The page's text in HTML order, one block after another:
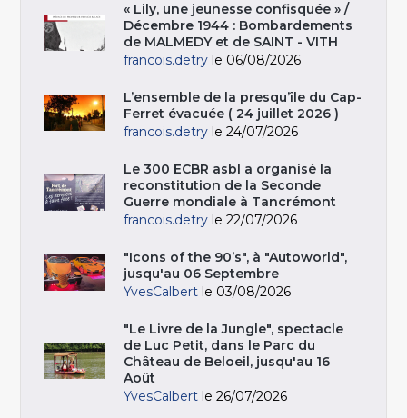
« Lily, une jeunesse confisquée » /
Décembre 1944 : Bombardements
de MALMEDY et de SAINT - VITH
francois.detry le 06/08/2026
L’ensemble de la presqu’île du Cap-
Ferret évacuée ( 24 juillet 2026 )
francois.detry le 24/07/2026
Le 300 ECBR asbl a organisé la
reconstitution de la Seconde
Guerre mondiale à Tancrémont
francois.detry le 22/07/2026
"Icons of the 90’s", à "Autoworld",
jusqu'au 06 Septembre
YvesCalbert le 03/08/2026
"Le Livre de la Jungle", spectacle
de Luc Petit, dans le Parc du
Château de Beloeil, jusqu'au 16
Août
YvesCalbert le 26/07/2026